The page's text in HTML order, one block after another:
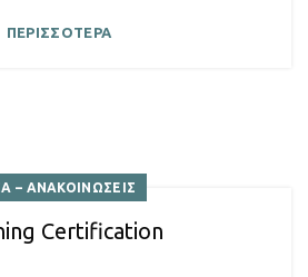
ΠΕΡΙΣΣΟΤΕΡΑ
– ΑΝΑΚΟΙΝΩΣΕΙΣ
Certification